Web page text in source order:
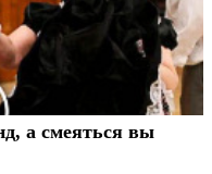
а смеяться вы